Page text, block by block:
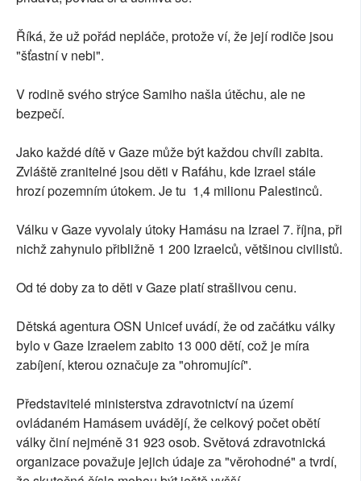
Říká, že už pořád nepláče, protože ví, že její rodiče jsou
"šťastní v nebi".
V rodině svého strýce Samiho našla útěchu, ale ne
bezpečí.
Jako každé dítě v Gaze může být každou chvíli zabita.
Zvláště zranitelné jsou děti v Rafáhu, kde Izrael stále
hrozí pozemním útokem. Je tu 1,4 milionu Palestinců.
Válku v Gaze vyvolaly útoky Hamásu na Izrael 7. října, při
nichž zahynulo přibližně 1 200 Izraelců, většinou civilistů.
Od té doby za to děti v Gaze platí strašlivou cenu.
Dětská agentura OSN Unicef uvádí, že od začátku války
bylo v Gaze Izraelem zabito 13 000 dětí, což je míra
zabíjení, kterou označuje za "ohromující".
Představitelé ministerstva zdravotnictví na území
ovládaném Hamásem uvádějí, že celkový počet obětí
války činí nejméně 31 923 osob. Světová zdravotnická
organizace považuje jejich údaje za "věrohodné" a tvrdí,